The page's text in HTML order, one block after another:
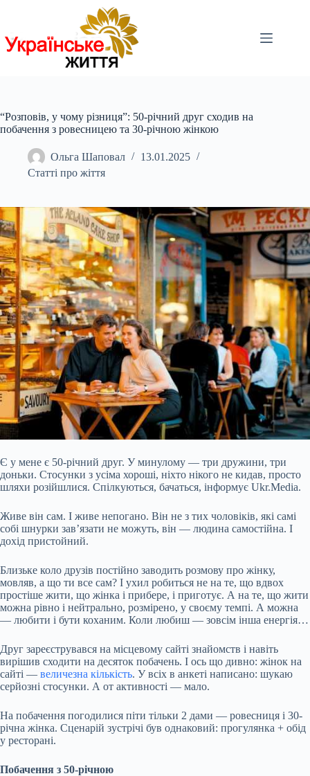
“Розповів, у чому різниця”: 50-річний друг сходив на
побачення з ровесницею та 30-річною жінкою
Ольга Шаповал
13.01.2025
Статті про жіття
Є у мене є 50-річний друг. У минулому — три дружини, три
доньки. Стосунки з усіма хороші, ніхто нікого не кидав, просто
шляхи розійшлися. Спілкуються, бачаться, інформує Ukr.Media.
Живе він сам. І живе непогано. Він не з тих чоловіків, які самі
собі шнурки зав’язати не можуть, він — людина самостійна. І
дохід пристойний.
Близьке коло друзів постійно заводить розмову про жінку,
мовляв, а що ти все сам? І ухил робиться не на те, що вдвох
простіше жити, що жінка і прибере, і приготує. А на те, що жити
можна рівно і нейтрально, розмірено, у своєму темпі. А можна
— любити і бути коханим. Коли любиш — зовсім інша енергія…
Друг зареєструвався на місцевому сайті знайомств і навіть
вирішив сходити на десяток побачень. І ось що дивно: жінок на
сайті — величезна кількість. У всіх в анкеті написано: шукаю
серйозні стосунки. А от активності — мало.
На побачення погодилися піти тільки 2 дами — ровесниця і 30-
річна жінка. Сценарій зустрічі був однаковий: прогулянка + обід
у ресторані.
Побачення з 50-річною